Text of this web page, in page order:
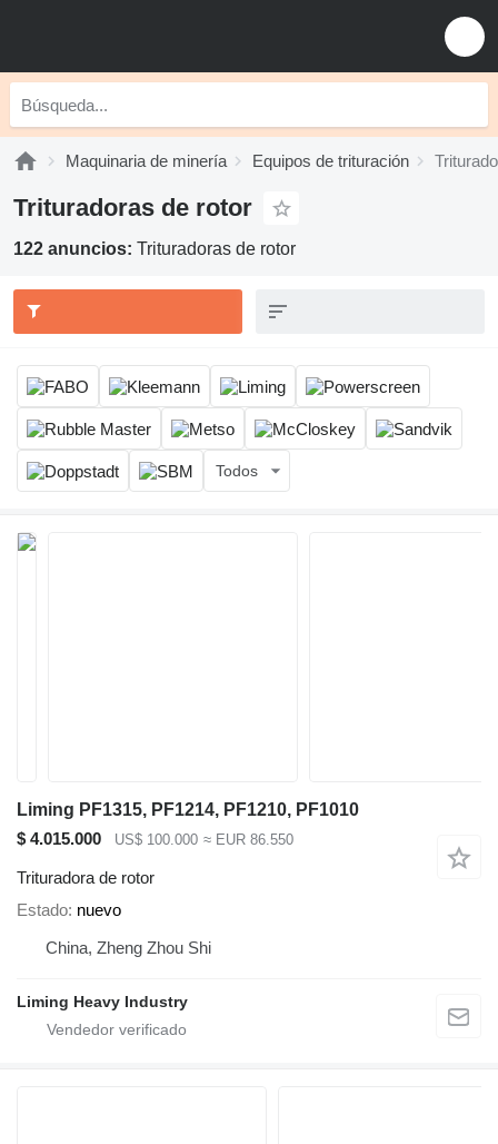
Maquinaria de minería Equipos de trituración
Trituradoras de rotor
122 anuncios: Trituradoras de rotor
Todos
Liming PF1315, PF1214, PF1210, PF1010
$ 4.015.000
US$ 100.000 ≈ EUR 86.550
Trituradora de rotor
Estado nuevo
China, Zheng Zhou Shi
Liming Heavy Industry